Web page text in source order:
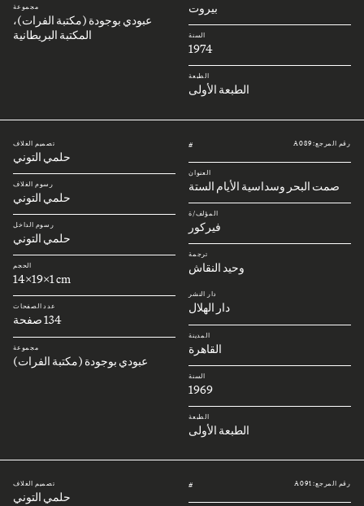
بيروت
السنة
1974
الطبعة
الطبعة الأولى
مجموعة
عبودي بوجودة (مكتبة الفرات)،
المكتبة البريطانية
رقم المرجع: A089 #
العنوان
صمت البحر وسداسية الأيام الستة
المؤلف/ة
فيركور
ترجمة
وحيد النقاش
دار النشر
دار الهلال
المدينة
القاهرة
السنة
1969
الطبعة
الطبعة الأولى
تصميم الغلاف
حلمي التوني
رسوم الغلاف
حلمي التوني
رسوم الداخل
حلمي التوني
الحجم
14x19x1 cm
عدد الصفحات
134 صفحة
مجموعة
عبودي بوجودة (مكتبة الفرات)
رقم المرجع: A091 # تصميم الغلاف
حلمي التوني